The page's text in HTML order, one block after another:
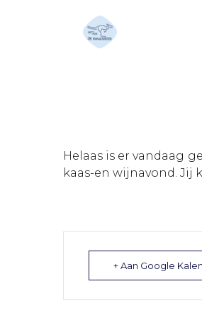
Helaas is er vandaag
kaas-en wijnavond. Jij
+ Aan Google